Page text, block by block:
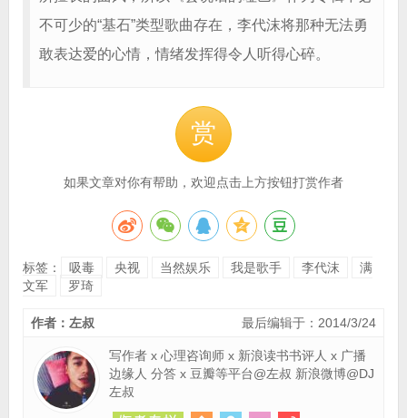
不可少的“基石”类型歌曲存在，李代沫将那种无法勇
敢表达爱的心情，情绪发挥得令人听得心碎。
赏
如果文章对你有帮助，欢迎点击上方按钮打赏作者
标签： 吸毒 央视 当然娱乐 我是歌手 李代沫
满
文军
罗琦
最后编辑于：2014/3/24
作者：左叔
写作者 x 心理咨询师 x 新浪读书书评人 x 广播
边缘人 分答 x 豆瓣等平台@左叔 新浪微博@DJ
左叔